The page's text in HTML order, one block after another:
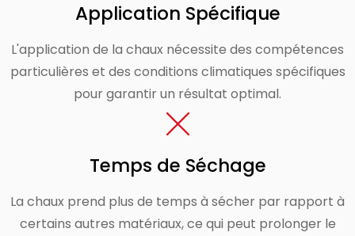
Application Spécifique
L'application de la chaux nécessite des compétences
particulières et des conditions climatiques spécifiques
pour garantir un résultat optimal.
Temps de Séchage
La chaux prend plus de temps à sécher par rapport à
certains autres matériaux, ce qui peut prolonger le